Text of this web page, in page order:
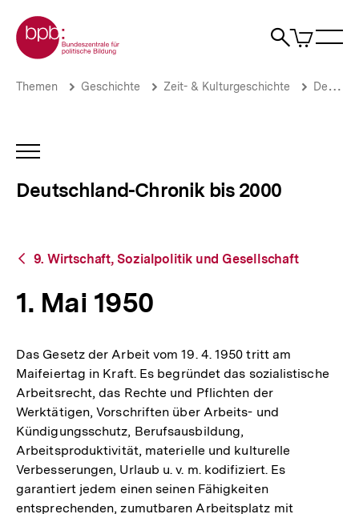
zum
Seiteninhalt
springen
Zur Startseite der bpb
Suche
Artikel
im
Deutschland-
Chronik
2000
Brotkrümelnavigation
Pfadnavigation
Themen Geschichte Zeit- & Kulturgeschichte Deutschland-Chronik bis 2000
INHALTSNAVIGATION
Deutschland-Chronik bis 2000
Zurück
Übersicht
9. Wirtschaft, Sozialpolitik und Gesellschaft
1. Mai 1950
Das Gesetz der Arbeit vom 19. 4. 1950 tritt am
Maifeiertag in Kraft. Es begründet das sozialistische
Arbeitsrecht, das Rechte und Pflichten der
Werktätigen, Vorschriften über Arbeits- und
Kündigungsschutz, Berufsausbildung,
Arbeitsproduktivität, materielle und kulturelle
Verbesserungen, Urlaub u. v. m. kodifiziert. Es
garantiert jedem einen seinen Fähigkeiten
entsprechenden, zumutbaren Arbeitsplatz mit